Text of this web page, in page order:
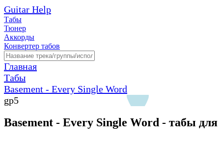
Guitar Help
Табы
Тюнер
Аккорды
Конвертер табов
Главная
Табы
Basement - Every Single Word
gp5
Basement - Every Single Word - табы